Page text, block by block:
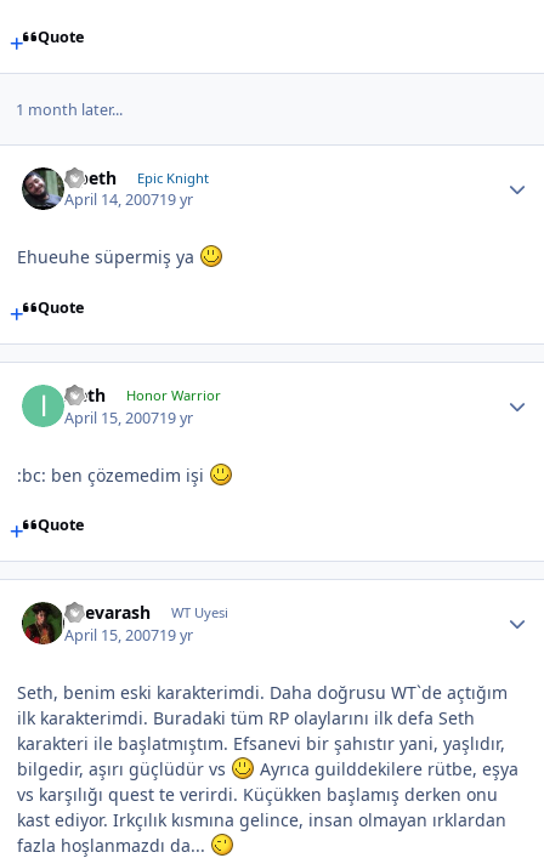
Quote
1 month later...
Opeth Epic Knight
April 14, 200719 yr
Ehueuhe süpermiş ya
Quote
Ireth Honor Warrior
April 15, 200719 yr
:bc: ben çözemedim işi
Quote
Shevarash WT Uyesi
April 15, 200719 yr
Seth, benim eski karakterimdi. Daha doğrusu WT`de açtığım
ilk karakterimdi. Buradaki tüm RP olaylarını ilk defa Seth
karakteri ile başlatmıştım. Efsanevi bir şahıstır yani, yaşlıdır,
bilgedir, aşırı güçlüdür vs
Ayrıca guilddekilere rütbe, eşya
vs karşılığı quest te verirdi. Küçükken başlamış derken onu
kast ediyor. Irkçılık kısmına gelince, insan olmayan ırklardan
fazla hoşlanmazdı da...